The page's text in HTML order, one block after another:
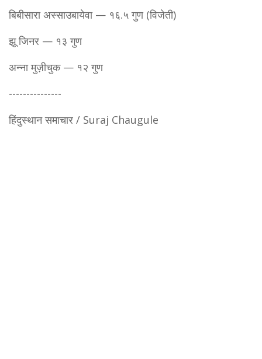
बिबीसारा अस्साउबायेवा — १६.५ गुण (विजेती)
झू जिनर — १३ गुण
अन्ना मुज़ीचुक — १२ गुण
---------------
हिंदुस्थान समाचार / Suraj Chaugule